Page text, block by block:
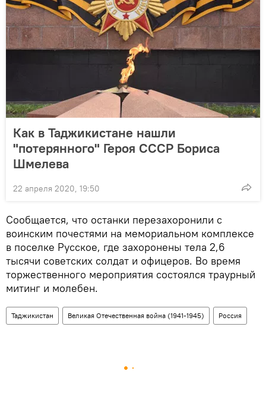
Как в Таджикистане нашли
"потерянного" Героя СССР Бориса
Шмелева
22 апреля 2020, 19:50
Сообщается, что останки перезахоронили с
воинским почестями на мемориальном комплексе
в поселке Русское, где захоронены тела 2,6
тысячи советских солдат и офицеров. Во время
торжественного мероприятия состоялся траурный
митинг и молебен.
Таджикистан Великая Отечественная война (1941-1945) Россия